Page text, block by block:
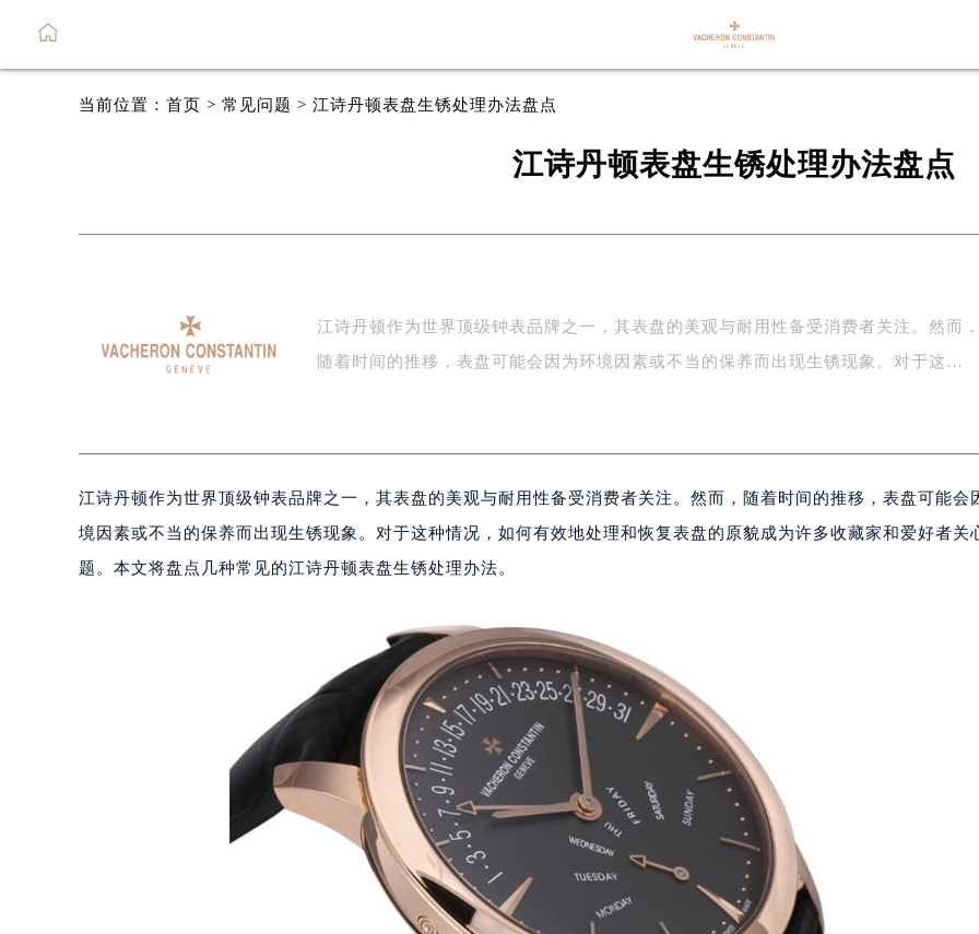
当前位置： 首页 > 常见问题 > 江诗丹顿表盘生锈处理办法盘点
江诗丹顿表盘生锈处理办法盘点
江诗丹顿作为世界顶级钟表品牌之一，其表盘的美观与耐用性备受消费者关注。然而，
随着时间的推移，表盘可能会因为环境因素或不当的保养而出现生锈现象。对于这…
江诗丹顿作为世界顶级钟表品牌之一，其表盘的美观与耐用性备受消费者关注。然而，随着时间的推移，表盘可能会
境因素或不当的保养而出现生锈现象。对于这种情况，如何有效地处理和恢复表盘的原貌成为许多收藏家和爱好者关
题。本文将盘点几种常见的江诗丹顿表盘生锈处理办法。